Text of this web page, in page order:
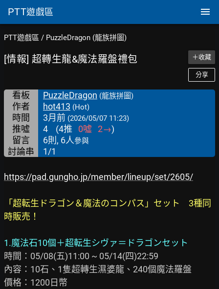
PTT遊戲區
PTT遊戲區 / PuzzleDragon (龍族拼圖)
[情報] 超轉生龍&魔法羅盤禮包 ＋收藏
分享
看板 PuzzleDragon (龍族拼圖)
作者 hot413 (Hot)
時間 3月前 (2026/05/07 11:23)
推噓 4 (4推 0噓 2→)
留言
6則, 6人參與
討論串 1/1
https://pad.gungho.jp/member/lineup/set/2605/
「超転生ドラゴン＆魔法のコンパス」セット　3種同
時販売！
1.魔法石10個＋超転生シヴァ＝ドラゴンセット
時間：05/08(五)11:00 ~ 05/14(四)22:59
內容：10石、1隻超轉生濕婆龍、240個魔法羅盤
價格：1200日幣